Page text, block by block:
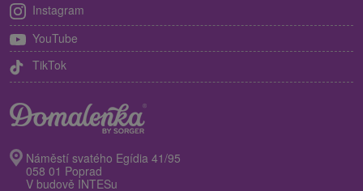
Instagram
YouTube
TikTok
Náměstí svatého Egídia 41/95
058 01 Poprad
V budově INTESu